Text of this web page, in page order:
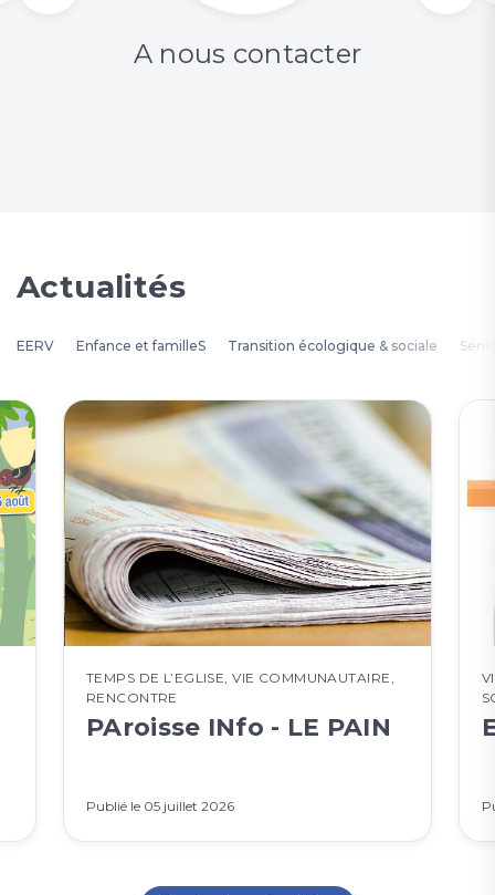
A nous contacter
Actualités
EERV Enfance et familleS Transition écologique & sociale
TEMPS DE L’EGLISE ,VIE COMMUNAUTAIRE
RENCONTRE
PAroisse INfo - LE PAIN
Publié le 05 juillet 2026